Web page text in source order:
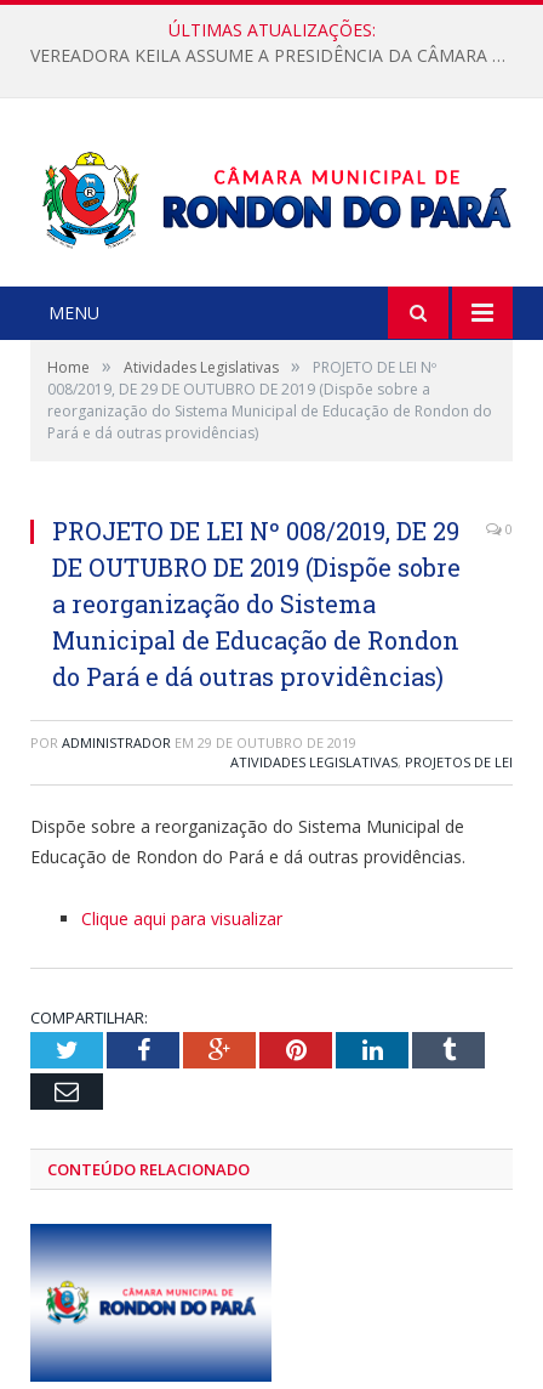
ÚLTIMAS ATUALIZAÇÕES:
VEREADORA KEILA ASSUME A PRESIDÊNCIA DA CÂMARA MUNICIPAL.
MENU
Home » Atividades Legislativas »
PROJETO DE LEI Nº
008/2019, DE 29 DE OUTUBRO DE 2019 (Dispõe sobre a
reorganização do Sistema Municipal de Educação de Rondon do
Pará e dá outras providências)
PROJETO DE LEI Nº 008/2019, DE 29
DE OUTUBRO DE 2019 (Dispõe sobre
a reorganização do Sistema
Municipal de Educação de Rondon
do Pará e dá outras providências)
0
POR ADMINISTRADOR EM 29 DE OUTUBRO DE 2019
ATIVIDADES LEGISLATIVAS, PROJETOS DE LEI
Dispõe sobre a reorganização do Sistema Municipal de
Educação de Rondon do Pará e dá outras providências.
Clique aqui para visualizar
COMPARTILHAR:
TwitterFacebookGoogle+PinterestLinkedInTumblr
Email
CONTEÚDO RELACIONADO